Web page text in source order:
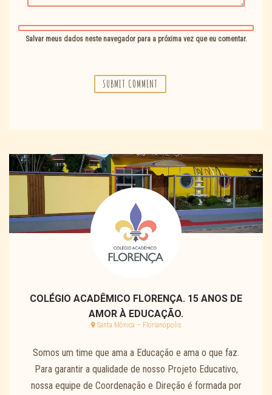
Salvar meus dados neste navegador para a próxima vez que eu comentar.
COLÉGIO ACADÊMICO FLORENÇA. 15 ANOS DE
AMOR À EDUCAÇÃO.
Santa Mônica – Florianópolis
Somos um time que ama a Educação e ama o que faz.
Para garantir a qualidade de nosso Projeto Educativo,
nossa equipe de Coordenação e Direção é formada por